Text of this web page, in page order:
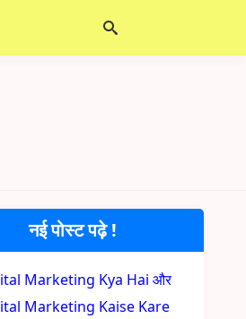
नई पोस्ट पढ़े !
Marketing Kya Hai और
Marketing Kaise Kare